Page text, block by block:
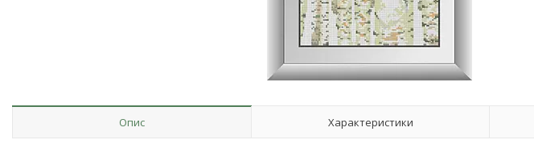
Опис Характеристики